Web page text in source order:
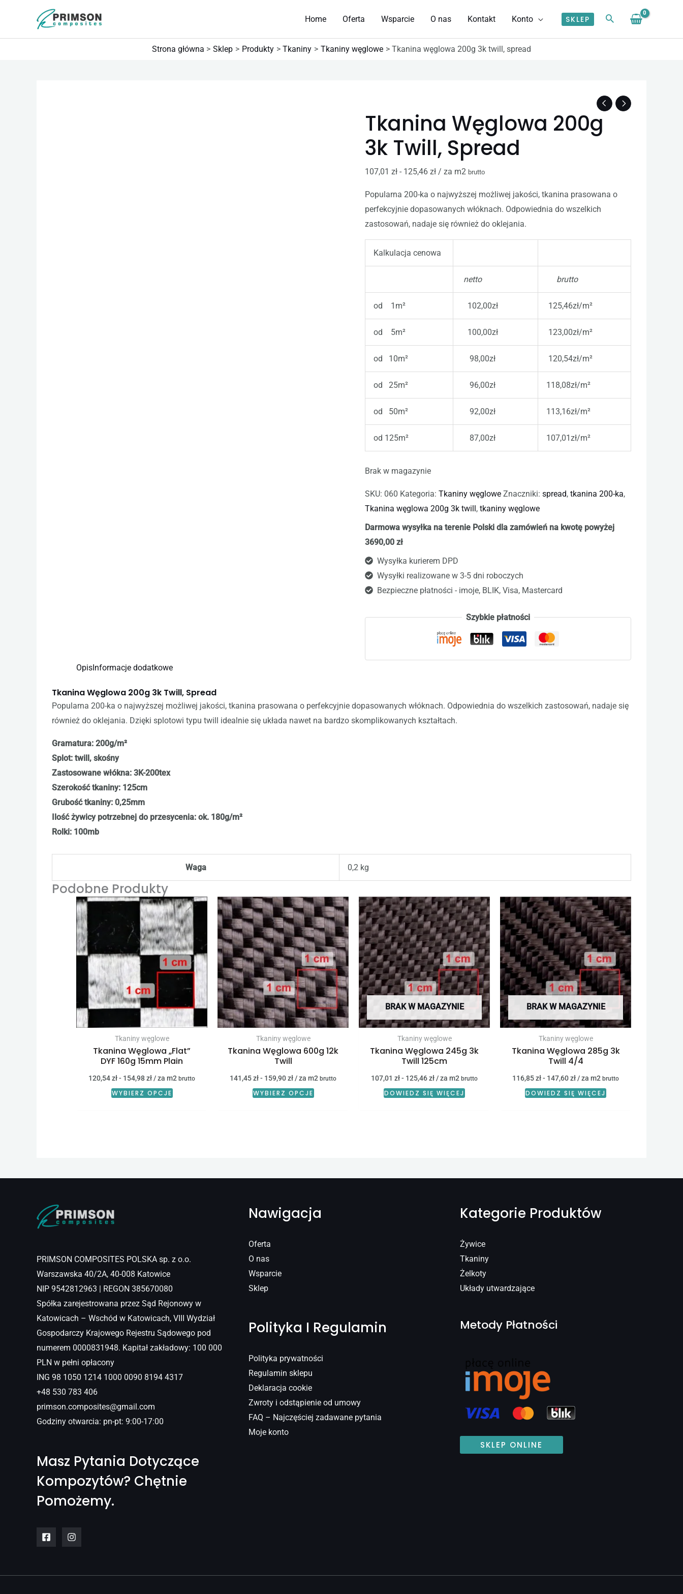
treści
Home Oferta Wsparcie O nas Kontakt Konto SKLEP
Strona główna Sklep Produkty Tkaniny Tkaniny węglowe Tkanina węglowa 200g 3k twill, spread
Tkanina Węglowa 200g
3k Twill, Spread
107,01 zł- 125,46 zł/ za m2 brutto
Popularna 200-ka o najwyższej możliwej jakości, tkanina prasowana o
perfekcyjnie dopasowanych włóknach. Odpowiednia do wszelkich
zastosowań, nadaje się również do oklejania.
Kalkulacja cenowa
netto brutto
od 1m² 102,00zł 125,46zł/m²
od 5m² 100,00zł 123,00zł/m²
od 10m² 98,00zł 120,54zł/m²
od 25m² 96,00zł 118,08zł/m²
od 50m² 92,00zł 113,16zł/m²
od 125m² 87,00zł 107,01zł/m²
Brak w magazynie
SKU: 060 Kategoria: Tkaniny węglowe Znaczniki: spread, tkanina 200-ka,
Tkanina węglowa 200g 3k twill, tkaniny węglowe
Darmowa wysyłka na terenie Polski dla zamówień na kwotę powyżej
3690,00 zł
Wysyłka kurierem DPD
Wysyłki realizowane w 3-5 dni roboczych
Bezpieczne płatności - imoje, BLIK, Visa, Mastercard
Szybkie płatności
OpisInformacje dodatkowe
Tkanina Węglowa 200g 3k Twill, Spread
Popularna 200-ka o najwyższej możliwej jakości, tkanina prasowana o perfekcyjnie dopasowanych włóknach. Odpowiednia do wszelkich zastosowań, nadaje się
również do oklejania. Dzięki splotowi typu twill idealnie się układa nawet na bardzo skomplikowanych kształtach.
Gramatura: 200g/m²
Splot: twill, skośny
Zastosowane włókna: 3K-200tex
Szerokość tkaniny: 125cm
Grubość tkaniny: 0,25mm
Ilość żywicy potrzebnej do przesycenia: ok. 180g/m²
Rolki: 100mb
Waga 0,2 kg
Podobne Produkty
Tkaniny węglowe
Tkanina Węglowa „Flat”
DYF 160g 15mm Plain
120,54zł- 154,98zł/ za m2 brutto
WYBIERZ OPCJE
Tkaniny węglowe
Tkanina Węglowa 600g 12k
Twill
141,45zł- 159,90zł/ za m2 brutto
WYBIERZ OPCJE
BRAK W MAGAZYNIE
Tkaniny węglowe
Tkanina Węglowa 245g 3k
Twill 125cm
107,01 zł- 125,46zł/ za m2 brutto
DOWIEDZ SIĘ WIĘCEJ
BRAK W MAGAZYNIE
Tkaniny węglowe
Tkanina Węglowa 285g 3k
Twill 4/4
116,85zł- 147,60zł/ za m2 brutto
DOWIEDZ SIĘ WIĘCEJ
PRIMSON COMPOSITES POLSKA sp. z o.o.
Warszawska 40/2A, 40-008 Katowice
NIP 9542812963 | REGON 385670080
Spółka zarejestrowana przez Sąd Rejonowy w
Katowicach – Wschód w Katowicach, VIII Wydział
Gospodarczy Krajowego Rejestru Sądowego pod
numerem 0000831948. Kapitał zakładowy: 100 000
PLN w pełni opłacony
ING 98 1050 1214 1000 0090 8194 4317
+48 530 783 406
primson.composites@gmail.com
Godziny otwarcia: pn-pt: 9:00-17:00
Masz Pytania Dotyczące
Kompozytów? Chętnie
Pomożemy.
Nawigacja
Oferta
O nas
Wsparcie
Sklep
Polityka I Regulamin
Polityka prywatności
Regulamin sklepu
Deklaracja cookie
Zwroty i odstąpienie od umowy
FAQ – Najczęściej zadawane pytania
Moje konto
Kategorie Produktów
Żywice
Tkaniny
Żelkoty
Układy utwardzające
Metody Płatności
SKLEP ONLINE